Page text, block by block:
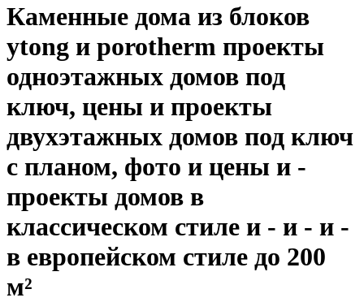
Каменные дома из блоков
ytong и porotherm проекты
одноэтажных домов под
ключ, цены и проекты
двухэтажных домов под ключ
с планом, фото и цены и -
проекты домов в
классическом стиле и - и - и -
в европейском стиле до 200
м²